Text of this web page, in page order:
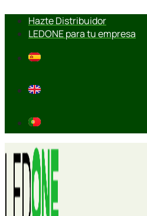
contenido
Hazte Distribuidor
LEDONE para tu empresa